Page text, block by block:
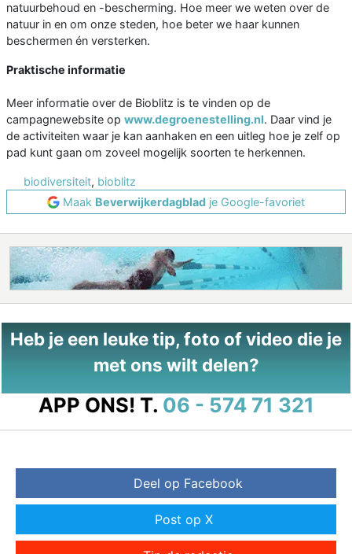
natuurbehoud en -bescherming. Hoe meer we weten over de
natuur in en om onze steden, hoe beter we haar kunnen
beschermen én versterken.
Praktische informatie
Meer informatie over de Bioblitz is te vinden op de
campagnewebsite op www.degroenestelling.nl. Daar vind je
de activiteiten waar je kan aanhaken en een uitleg hoe je zelf op
pad kunt gaan om zoveel mogelijk soorten te herkennen.
biodiversiteit, bioblitz
Maak Beverwijkerdagblad je Google-favoriet
Heb je een leuke tip, foto of video die je
met ons wilt delen?
APP ONS! T. 06 - 574 71 321
Deel op Facebook
Post op X